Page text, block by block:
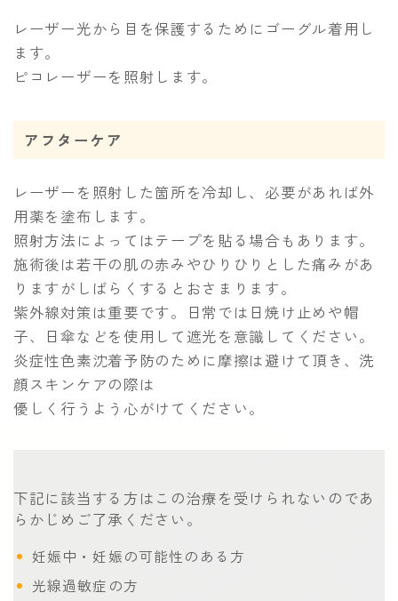
レーザー光から目を保護するためにゴーグル着用し
ます。
ピコレーザーを照射します。
アフターケア
レーザーを照射した箇所を冷却し、必要があれば外
用薬を塗布します。
照射方法によってはテープを貼る場合もあります。
施術後は若干の肌の赤みやひりひりとした痛みがあ
りますがしばらくするとおさまります。
紫外線対策は重要です。日常では日焼け止めや帽
子、日傘などを使用して遮光を意識してください。
炎症性色素沈着予防のために摩擦は避けて頂き、洗
顔スキンケアの際は
優しく行うよう心がけてください。
下記に該当する方はこの治療を受けられないのであ
らかじめご了承ください。
妊娠中・妊娠の可能性のある方
光線過敏症の方